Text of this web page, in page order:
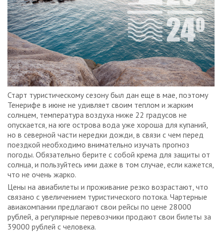
Старт туристическому сезону был дан еще в мае, поэтому
Тенерифе в июне не удивляет своим теплом и жарким
солнцем, температура воздуха ниже 22 градусов не
опускается, на юге острова вода уже хороша для купаний,
но в северной части нередки дожди, в связи с чем перед
поездкой необходимо внимательно изучать прогноз
погоды. Обязательно берите с собой крема для защиты от
солнца, и пользуйтесь ими даже в том случае, если кажется,
что не очень жарко.
Цены на авиабилеты и проживание резко возрастают, что
связано с увеличением туристического потока. Чартерные
авиакомпании предлагают свои рейсы по цене 28000
рублей, а регулярные перевозчики продают свои билеты за
39000 рублей с человека.